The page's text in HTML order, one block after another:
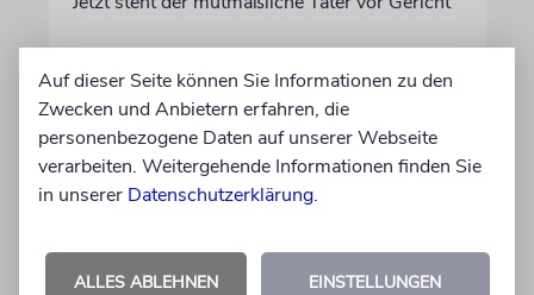
07.08.2026
Auf dieser Seite können Sie Informationen zu den
Zwecken und Anbietern erfahren, die
personenbezogene Daten auf unserer Webseite
verarbeiten. Weitergehende Informationen finden Sie
in unserer Datenschutzerklärung.
ALLES ABLEHNEN EINSTELLUNGEN